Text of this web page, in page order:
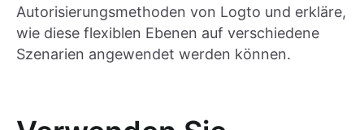
Autorisierungsmethoden von Logto und erkläre,
wie diese flexiblen Ebenen auf verschiedene
Szenarien angewendet werden können.